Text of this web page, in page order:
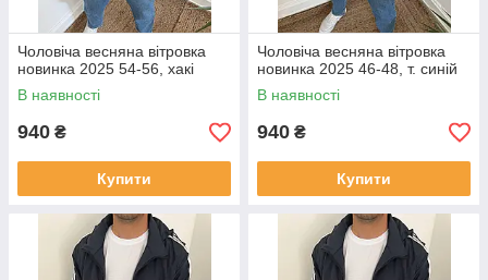
Чоловіча весняна вітровка
новинка 2025 54-56, хакі
В наявності
940 ₴
Купити
Чоловіча весняна вітровка
новинка 2025 46-48, т. синій
В наявності
940 ₴
Купити